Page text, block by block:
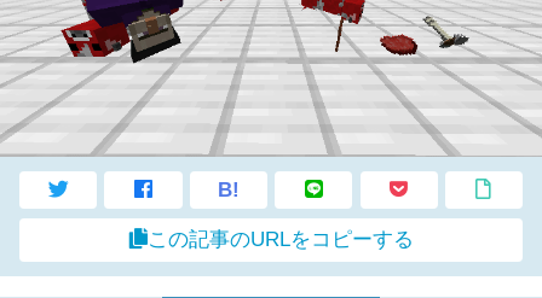
B!
この記事のURLをコピーする